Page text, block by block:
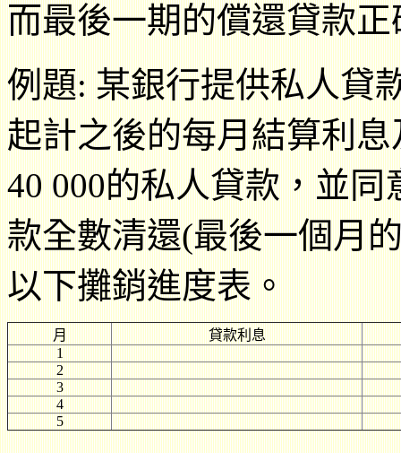
而最後一期的償還貸款正
例題: 某銀行提供私人貸
起計之後的每月結算利
40 000的私人貸款，並
款全數清還(最後一個月
以下攤銷進度表。
月
貸款利息
1
2
3
4
5